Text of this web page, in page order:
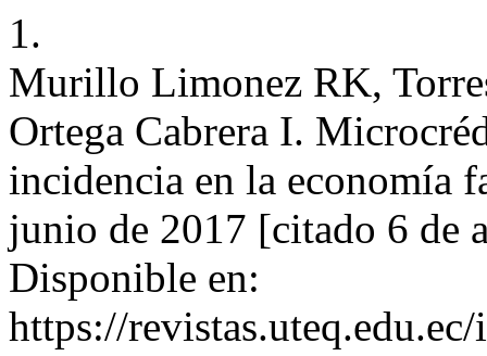
1.
Murillo Limonez RK,
Ortega Cabrera I.
incidencia en la economía
junio de 2017 [citado 6 de
Disponible en:
https://